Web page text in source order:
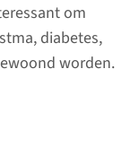
om
diabetes,
worden.